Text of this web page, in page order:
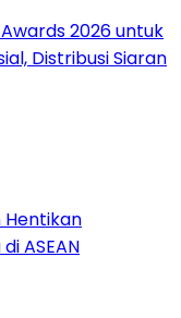
2026 untuk
Distribusi Siaran
Hentikan
ASEAN